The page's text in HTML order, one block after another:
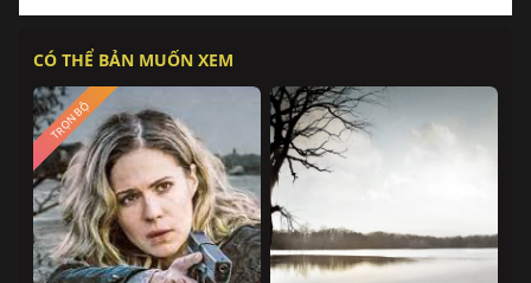
CÓ THỂ BẢN MUỐN XEM
TRỌN BỘ